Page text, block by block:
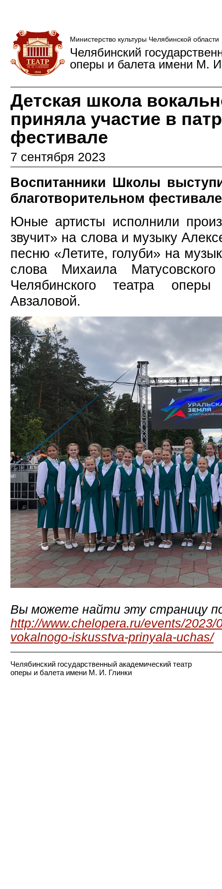
Министерство культуры Челябинской области
Челябинский
оперы и балета имени М.
Детская школа
приняла участие в
фестивале
7 сентября 2023
Воспитанники Школы
благотворительном
Юные артисты исполнили
звучит» на слова и музыку
песню «Летите, голуби» на
слова Михаила
Челябинского театра
Авзаловой.
Вы можете найти эту страницу
http://www.chelopera.ru/events/
vokalnogo-iskusstva-prinyala-uchas/
Челябинский государственный академический театр
оперы и балета имени М. И. Глинки